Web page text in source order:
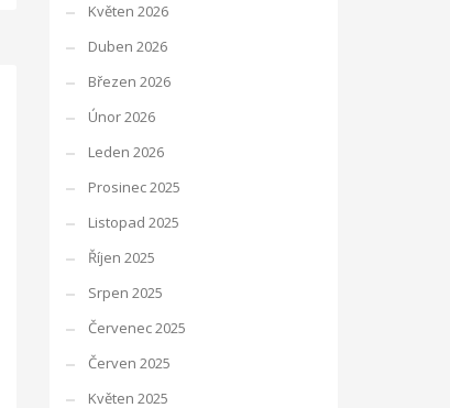
Květen 2026
Duben 2026
Březen 2026
Únor 2026
Leden 2026
Prosinec 2025
Listopad 2025
Říjen 2025
Srpen 2025
Červenec 2025
Červen 2025
Květen 2025